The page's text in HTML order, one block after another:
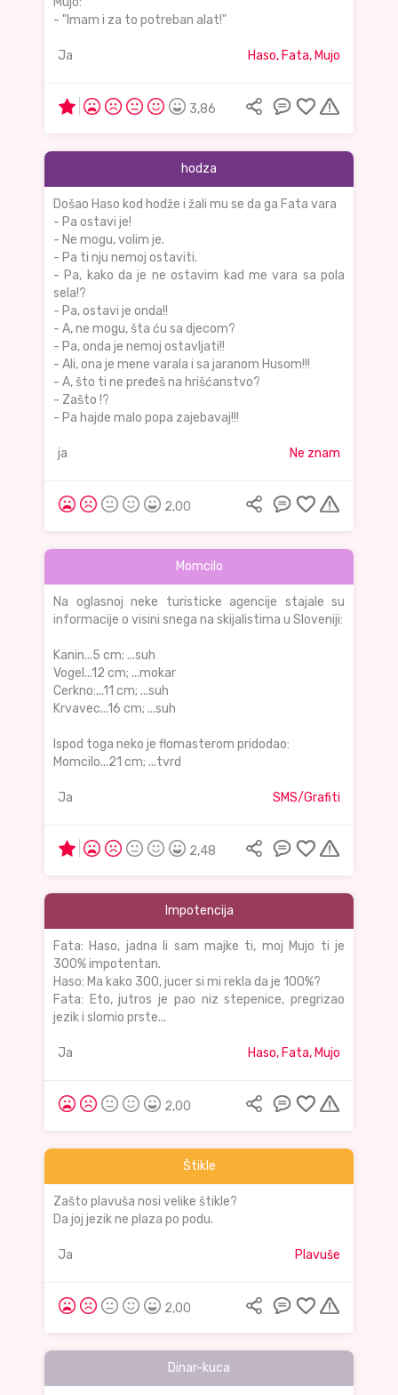
- "Imam i za to potreban alat!"
Ja Haso, Fata, Mujo
3,86
hodza
Došao Haso kod hodže i žali mu se da ga Fata vara
- Pa ostavi je!
- Ne mogu, volim je.
- Pa ti nju nemoj ostaviti.
- Pa, kako da je ne ostavim kad me vara sa pola
sela!?
- Pa, ostavi je onda!!
- A, ne mogu, šta ću sa djecom?
- Pa, onda je nemoj ostavljati!!
- Ali, ona je mene varala i sa jaranom Husom!!!
- A, što ti ne pređeš na hrišćanstvo?
- Zašto !?
- Pa hajde malo popa zajebavaj!!!
ja Ne znam
2,00
Momcilo
Na oglasnoj neke turisticke agencije stajale su
informacije o visini snega na skijalistima u Sloveniji:
Kanin...5 cm; ...suh
Vogel...12 cm; ...mokar
Cerkno:...11 cm; ...suh
Krvavec...16 cm; ...suh
Ispod toga neko je flomasterom pridodao:
Momcilo...21 cm; ...tvrd
Ja SMS/Grafiti
2,48
Impotencija
Fata: Haso, jadna li sam majke ti, moj Mujo ti je
300% impotentan.
Haso: Ma kako 300, jucer si mi rekla da je 100%?
Fata: Eto, jutros je pao niz stepenice, pregrizao
jezik i slomio prste...
Ja Haso, Fata, Mujo
2,00
Štikle
Zašto plavuša nosi velike štikle?
Da joj jezik ne plaza po podu.
Ja Plavuše
2,00
Dinar-kuca